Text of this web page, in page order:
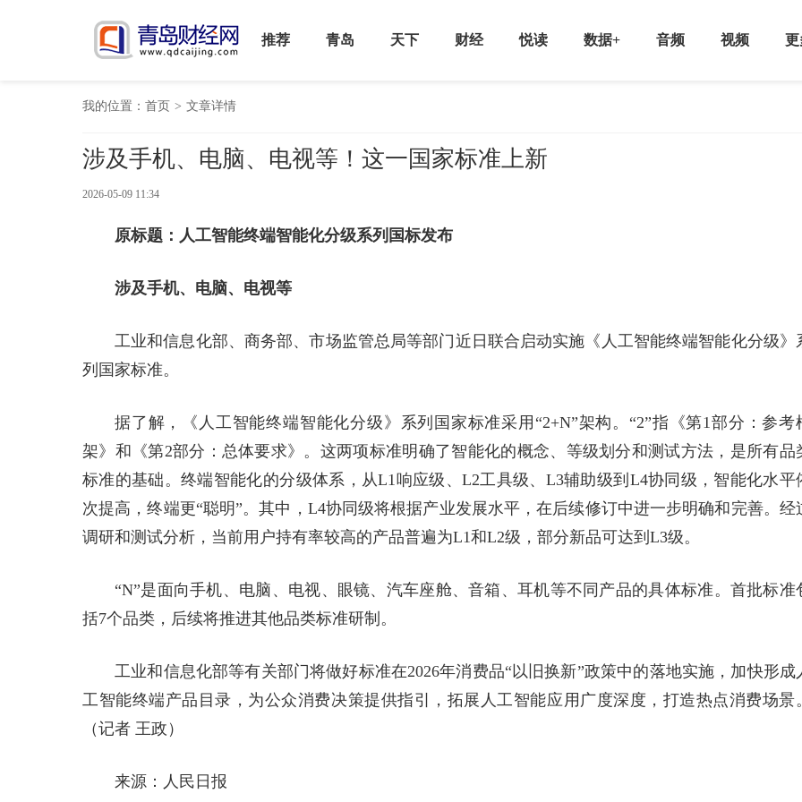
推荐 青岛 天下 财经 悦读 数据+ 音频 视频 更
我的位置： 首页 > 文章详情
涉及手机、电脑、电视等！这一国家标准上新
2026-05-09 11:34
原标题：人工智能终端智能化分级系列国标发布
涉及手机、电脑、电视等
工业和信息化部、商务部、市场监管总局等部门近日联合启动实施《人工智能终端智能化分级》
列国家标准。
据了解，《人工智能终端智能化分级》系列国家标准采用“2+N”架构。“2”指《第1部分：参考
架》和《第2部分：总体要求》。这两项标准明确了智能化的概念、等级划分和测试方法，是所有品
标准的基础。终端智能化的分级体系，从L1响应级、L2工具级、L3辅助级到L4协同级，智能化水平
次提高，终端更“聪明”。其中，L4协同级将根据产业发展水平，在后续修订中进一步明确和完善。经
调研和测试分析，当前用户持有率较高的产品普遍为L1和L2级，部分新品可达到L3级。
“N”是面向手机、电脑、电视、眼镜、汽车座舱、音箱、耳机等不同产品的具体标准。首批标准
括7个品类，后续将推进其他品类标准研制。
工业和信息化部等有关部门将做好标准在2026年消费品“以旧换新”政策中的落地实施，加快形成
工智能终端产品目录，为公众消费决策提供指引，拓展人工智能应用广度深度，打造热点消费场景。
（记者 王政）
来源：人民日报